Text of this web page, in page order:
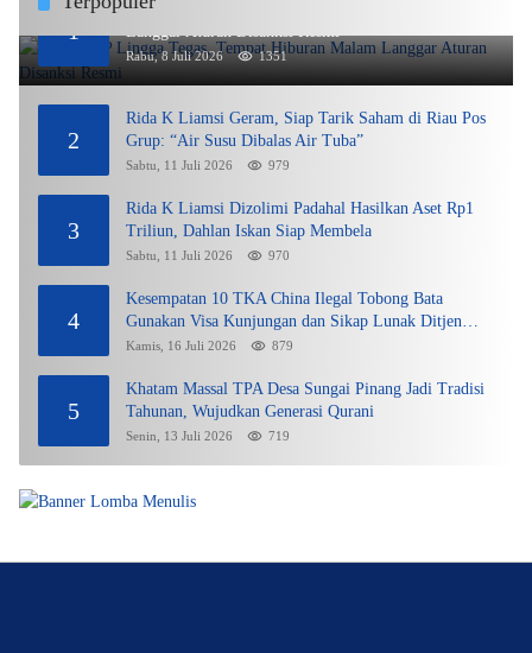
1
DPMPTSP Lingga Tegas, Tempat Hiburan Malam
Langgar Aturan Disanksi Resmi
Rabu, 8 Juli 2026 1351
2
Rida K Liamsi Geram, Siap Tarik Saham di Riau Pos
Grup: “Air Susu Dibalas Air Tuba”
Sabtu, 11 Juli 2026 979
3
Rida K Liamsi Dizolimi Padahal Hasilkan Aset Rp1
Triliun, Dahlan Iskan Siap Membela
Sabtu, 11 Juli 2026 970
4
Kesempatan 10 TKA China Ilegal Tobong Bata
Gunakan Visa Kunjungan dan Sikap Lunak Ditjen
Imigrasi Kepri?
Kamis, 16 Juli 2026 879
5
Khatam Massal TPA Desa Sungai Pinang Jadi Tradisi
Tahunan, Wujudkan Generasi Qurani
Senin, 13 Juli 2026 719